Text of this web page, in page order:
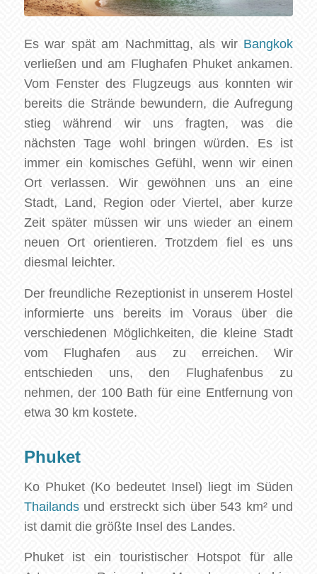
Es war spät am Nachmittag, als wir Bangkok
verließen und am Flughafen Phuket ankamen.
Vom Fenster des Flugzeugs aus konnten wir
bereits die Strände bewundern, die Aufregung
stieg während wir uns fragten, was die
nächsten Tage wohl bringen würden. Es ist
immer ein komisches Gefühl, wenn wir einen
Ort verlassen. Wir gewöhnen uns an eine
Stadt, Land, Region oder Viertel, aber kurze
Zeit später müssen wir uns wieder an einem
neuen Ort orientieren. Trotzdem fiel es uns
diesmal leichter.
Der freundliche Rezeptionist in unserem Hostel
informierte uns bereits im Voraus über die
verschiedenen Möglichkeiten, die kleine Stadt
vom Flughafen aus zu erreichen. Wir
entschieden uns, den Flughafenbus zu
nehmen, der 100 Bath für eine Entfernung von
etwa 30 km kostete.
Phuket
Ko Phuket (Ko bedeutet Insel) liegt im Süden
Thailandsund erstreckt sich über 543 km² und
ist damit die größte Insel des Landes.
Phuket ist ein touristischer Hotspot für alle